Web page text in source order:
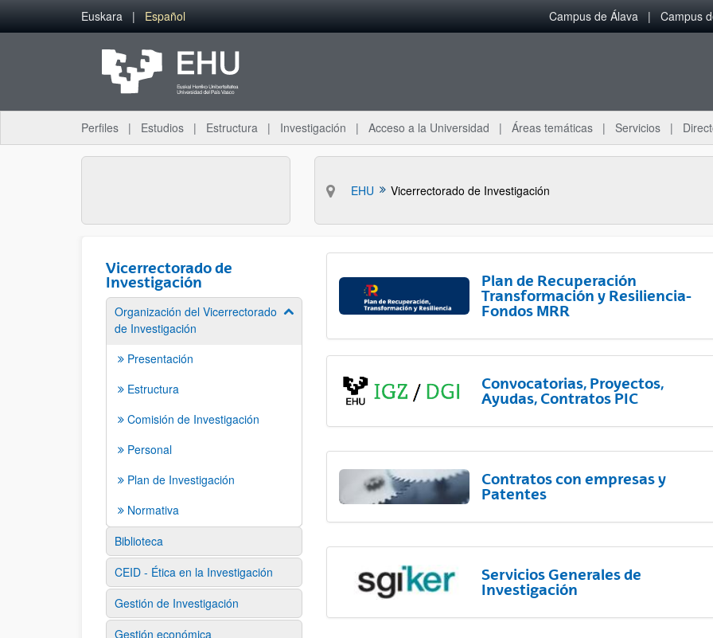
Saltar al contenido principal
Euskara Español Campus de Álava Campus
Perfiles Estudios Estructura Investigación Acceso a la Universidad Áreas temáticas Servicios
EHU Vicerrectorado de Investigación
Vicerrectorado de
Investigación
Organización del Vicerrectorado
de Investigación
Mostrar/ocultar subpáginas
Presentación
Estructura
Comisión de Investigación
Personal
Plan de Investigación
Normativa
Biblioteca
CEID - Ética en la Investigación
Gestión de Investigación
Gestión económica
Plan de Recuperación
Transformación y Resiliencia-
Fondos MRR
Convocatorias, Proyectos,
Ayudas, Contratos PIC
Contratos con empresas y
Patentes
Servicios Generales de
Investigación